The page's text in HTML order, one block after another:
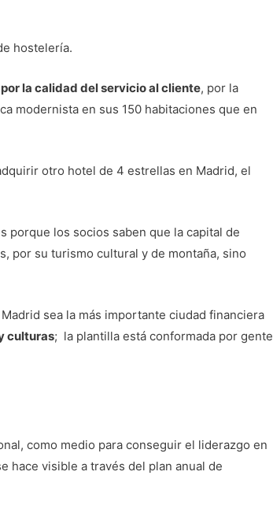
hostelería.
la calidad del servicio al cliente, por la
modernista en sus 150 habitaciones que en
otro hotel de 4 estrellas en Madrid, el
porque los socios saben que la capital de
por su turismo cultural y de montaña, sino
sea la más importante ciudad financiera
culturas; la plantilla está conformada por gente
como medio para conseguir el liderazgo en
hace visible a través del plan anual de